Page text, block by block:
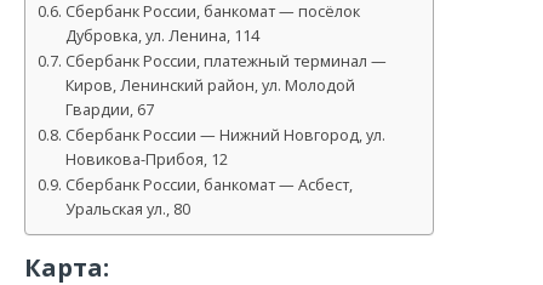
Сбербанк России, банкомат — посёлок
Дубровка, ул. Ленина, 114
Сбербанк России, платежный терминал —
Киров, Ленинский район, ул. Молодой
Гвардии, 67
Сбербанк России — Нижний Новгород, ул.
Новикова-Прибоя, 12
Сбербанк России, банкомат — Асбест,
Уральская ул., 80
Карта: